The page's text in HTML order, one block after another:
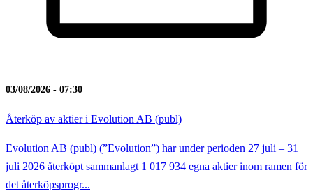
03/08/2026 - 07:30
Återköp av aktier i Evolution AB (publ)
Evolution AB (publ) (”Evolution”) har under perioden 27 juli – 31
juli 2026 återköpt sammanlagt 1 017 934 egna aktier inom ramen för
det återköpsprogr...